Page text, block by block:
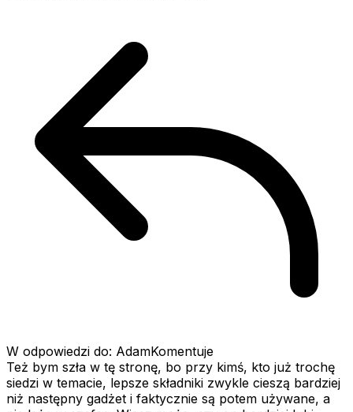
W odpowiedzi do: AdamKomentuje
Też bym szła w tę stronę, bo przy kimś, kto już trochę
siedzi w temacie, lepsze składniki zwykle cieszą bardziej
niż następny gadżet i faktycznie są potem używane, a